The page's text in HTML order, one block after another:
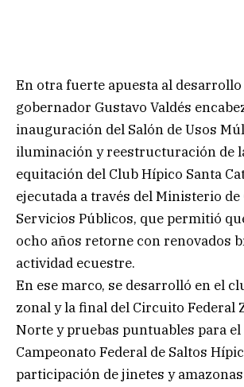
En otra fuerte apuesta al
gobernador Gustavo Valdés
inauguración del Salón de Usos
iluminación y reestructuración de
equitación del Club Hípico Santa
ejecutada a través del Ministerio de
Servicios Públicos, que permitió
ocho años retorne con renovados
actividad ecuestre.
En ese marco, se desarrolló en el
zonal y la final del Circuito Federal
Norte y pruebas puntuables para el
Campeonato Federal de Saltos
participación de jinetes y